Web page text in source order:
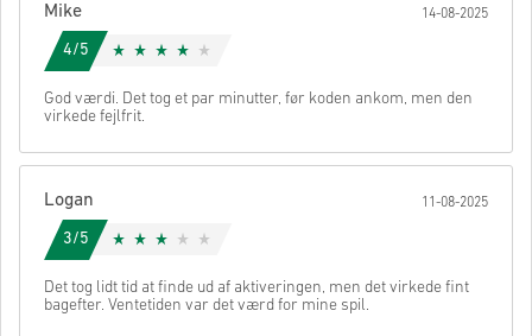
Mike 14-08-2025
4/5
God værdi. Det tog et par minutter, før koden ankom, men den
virkede fejlfrit.
Logan 11-08-2025
3/5
Det tog lidt tid at finde ud af aktiveringen, men det virkede fint
bagefter. Ventetiden var det værd for mine spil.